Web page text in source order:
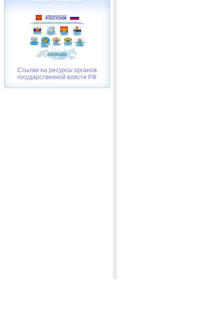
Ссылки на ресурсы органов
государственной власти РФ